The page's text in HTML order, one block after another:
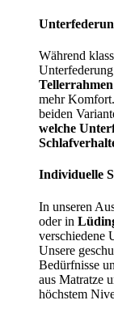
Während
Tellerrahmen
mehr
beiden
welche
Individuelle
In unseren
oder in
verschiedene
Unsere
Bedürfnisse
aus Matratze
höchstem